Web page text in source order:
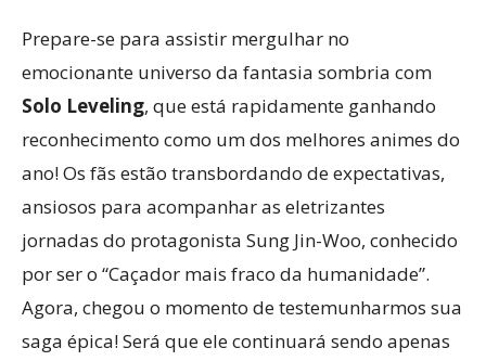
Prepare-se para assistir mergulhar no
emocionante universo da fantasia sombria com
Solo Leveling, que está rapidamente ganhando
reconhecimento como um dos melhores animes do
ano! Os fãs estão transbordando de expectativas,
ansiosos para acompanhar as eletrizantes
jornadas do protagonista Sung Jin-Woo, conhecido
por ser o “Caçador mais fraco da humanidade”.
Agora, chegou o momento de testemunharmos sua
saga épica! Será que ele continuará sendo apenas